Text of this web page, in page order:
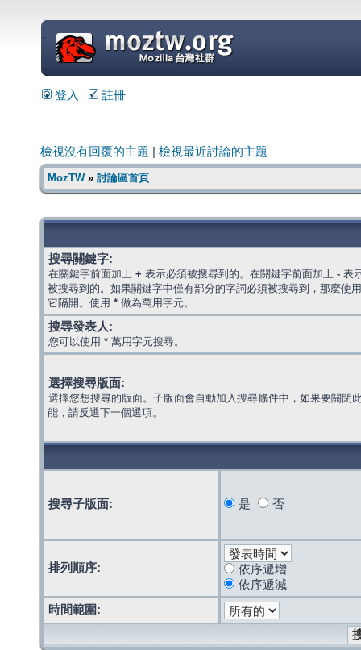
=
登入 註冊
檢視沒有回覆的主題 檢視最近討論的主題
MozTW» 討論區首頁
搜尋關鍵字:
在關鍵字前面加上 + 表示必須被搜尋到的。在關鍵字前面加上 - 表
被搜尋到的。如果關鍵字中僅有部分的字詞必須被搜尋到，那麼使
它隔開。使用 * 做為萬用字元。
搜尋發表人:
您可以使用 * 萬用字元搜尋。
選擇搜尋版面:
選擇您想搜尋的版面。子版面會自動加入搜尋條件中，如果要關閉
能，請反選下一個選項。
搜尋子版面: 是 否
排列順序:
依序遞增
依序遞減
時間範圍: